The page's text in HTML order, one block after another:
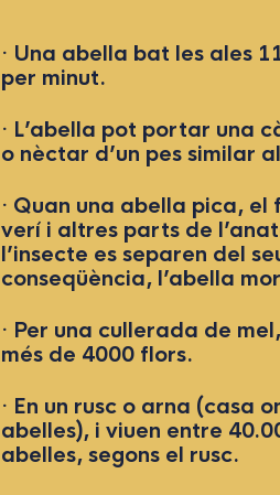
· Una abella bat les ales
per minut.
· L’abella pot portar una
o nèctar d’un pes similar
· Quan una abella pica, el
verí i altres parts de
l’insecte es separen del
conseqüència, l’abella
· Per una cullerada de
més de 4000 flors.
· En un rusc o arna (casa
abelles), i viuen entre
abelles, segons el rusc.